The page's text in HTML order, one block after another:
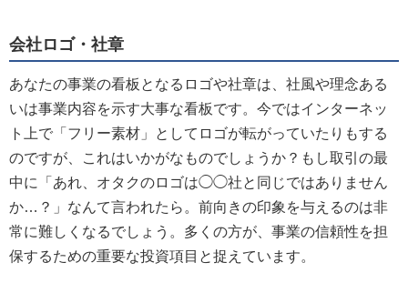
会社ロゴ・社章
あなたの事業の看板となるロゴや社章は、社風や理念ある
いは事業内容を示す大事な看板です。今ではインターネッ
ト上で「フリー素材」としてロゴが転がっていたりもする
のですが、これはいかがなものでしょうか？もし取引の最
中に「あれ、オタクのロゴは◯◯社と同じではありません
か…？」なんて言われたら。前向きの印象を与えるのは非
常に難しくなるでしょう。多くの方が、事業の信頼性を担
保するための重要な投資項目と捉えています。